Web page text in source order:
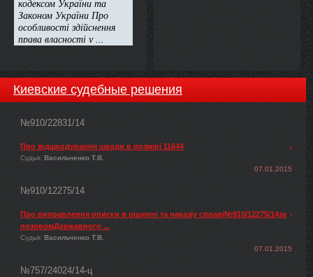
Киевские судебные решения
№910/22831/14
Про відшкодування шкоди в розмірі 11644
Судья: Васильченко Т.В.
07.01.2015
№910/12275/14
Про виправлення описки в рішенні та наказіу справі№910/12275/14за
позовомДержавного ...
Судья: Васильченко Т.В.
07.01.2015
№757/24024/14-ц